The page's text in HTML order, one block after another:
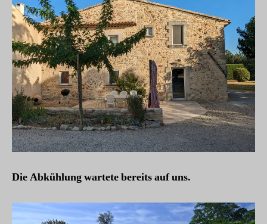
Die Abkühlung wartete bereits auf uns.